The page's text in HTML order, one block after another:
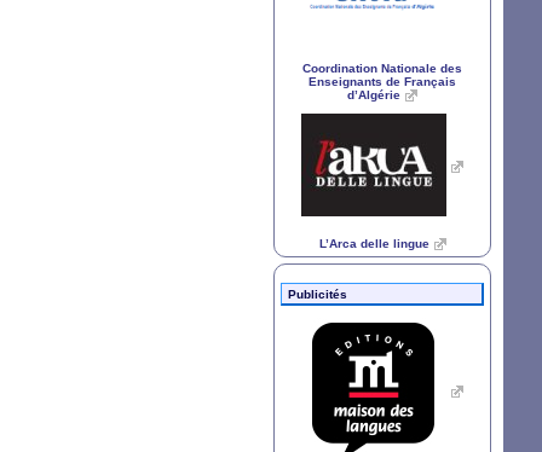
Coordination Nationale des
Enseignants de Français
d’Algérie
L’Arca delle lingue
Publicités